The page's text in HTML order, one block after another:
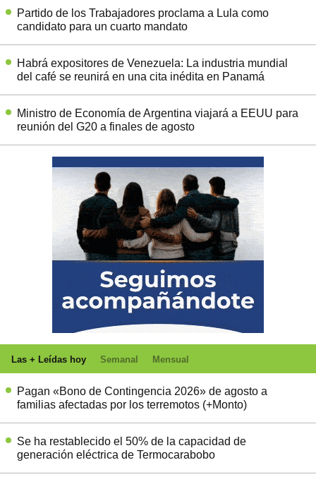
Partido de los Trabajadores proclama a Lula como
candidato para un cuarto mandato
Habrá expositores de Venezuela: La industria mundial
del café se reunirá en una cita inédita en Panamá
Ministro de Economía de Argentina viajará a EEUU para
reunión del G20 a finales de agosto
Las + Leídas hoy Semanal Mensual
Pagan «Bono de Contingencia 2026» de agosto a
familias afectadas por los terremotos (+Monto)
Se ha restablecido el 50% de la capacidad de
generación eléctrica de Termocarabobo